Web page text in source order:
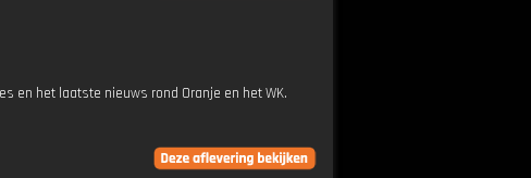
en het laatste nieuws rond Oranje en het WK.